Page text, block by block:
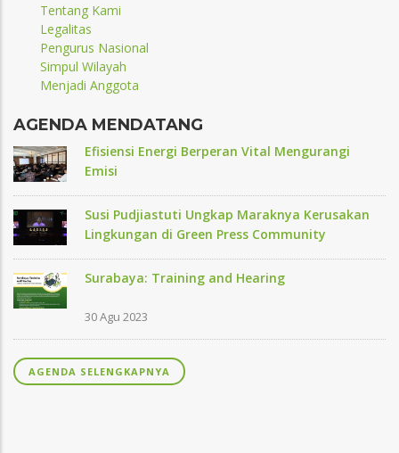
Tentang Kami
Legalitas
Pengurus Nasional
Simpul Wilayah
Menjadi Anggota
AGENDA MENDATANG
Efisiensi Energi Berperan Vital Mengurangi
Emisi
Susi Pudjiastuti Ungkap Maraknya Kerusakan
Lingkungan di Green Press Community
Surabaya: Training and Hearing
30 Agu 2023
AGENDA SELENGKAPNYA